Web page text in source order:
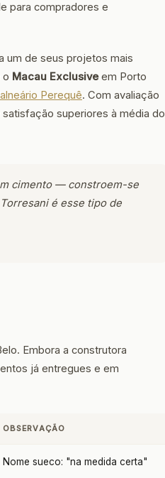
para compradores e
um de seus projetos mais
Macau Exclusiveem Porto
Perequê. Com avaliação
superiores à média do
cimento — constroem-se
é esse tipo de
Embora a construtora
já entregues e em
OBSERVAÇÃO
Nome sueco: "na medida certa"